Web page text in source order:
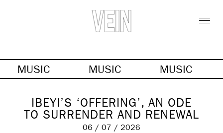
MUSIC MUSIC MUSIC
IBEYI’S ‘OFFERING’, AN ODE
TO SURRENDER AND RENEWAL
06 / 07 / 2026